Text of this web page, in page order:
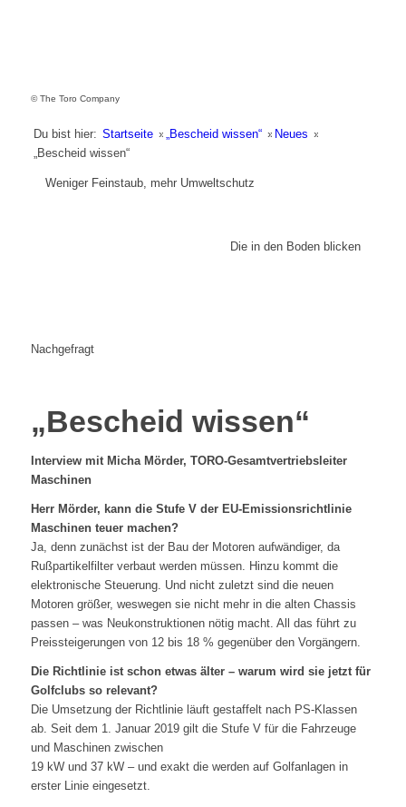
© The Toro Company
Du bist hier: Startseite » „Bescheid wissen“ » Neues »
„Bescheid wissen“
Weniger Feinstaub, mehr Umweltschutz
Die in den Boden blicken
Nachgefragt
„Bescheid wissen“
Interview mit Micha Mörder, TORO-Gesamtvertriebsleiter
Maschinen
Herr Mörder, kann die Stufe V der EU-Emissionsrichtlinie
Maschinen teuer machen?
Ja, denn zunächst ist der Bau der Motoren aufwändiger, da
Rußpartikelfilter verbaut werden müssen. Hinzu kommt die
elektronische Steuerung. Und nicht zuletzt sind die neuen
Motoren größer, weswegen sie nicht mehr in die alten Chassis
passen – was Neukonstruktionen nötig macht. All das führt zu
Preissteigerungen von 12 bis 18 % gegenüber den Vorgängern.
Die Richtlinie ist schon etwas älter – warum wird sie jetzt für
Golfclubs so relevant?
Die Umsetzung der Richtlinie läuft gestaffelt nach PS-Klassen
ab. Seit dem 1. Januar 2019 gilt die Stufe V für die Fahrzeuge
und Maschinen zwischen
19 kW und 37 kW – und exakt die werden auf Golfanlagen in
erster Linie eingesetzt.